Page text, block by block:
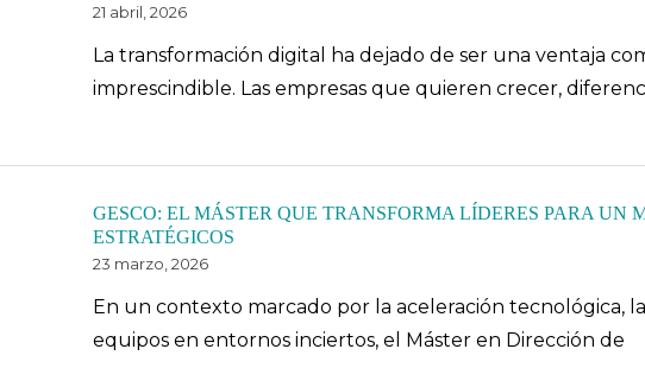
21 abril, 2026
La transformación digital ha dejado de ser una ventaja
imprescindible. Las empresas que quieren crecer,
GESCO: EL MÁSTER QUE TRANSFORMA LÍDERES PARA
ESTRATÉGICOS
23 marzo, 2026
En un contexto marcado por la aceleración tecnológica,
equipos en entornos inciertos, el Máster en Dirección de